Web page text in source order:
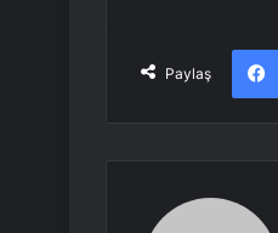
Paylaş